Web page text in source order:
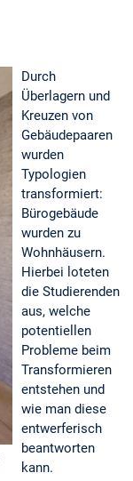
Durch
Überlagern und
Kreuzen von
Gebäudepaaren
wurden
Typologien
transformiert:
Bürogebäude
wurden zu
Wohnhäusern.
Hierbei loteten
die Studierenden
aus, welche
potentiellen
Probleme beim
Transformieren
entstehen und
wie man diese
entwerferisch
beantworten
kann.